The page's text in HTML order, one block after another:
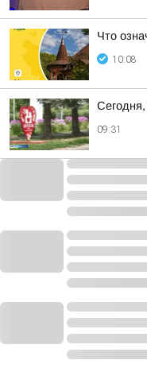
Что
10:08
09:31